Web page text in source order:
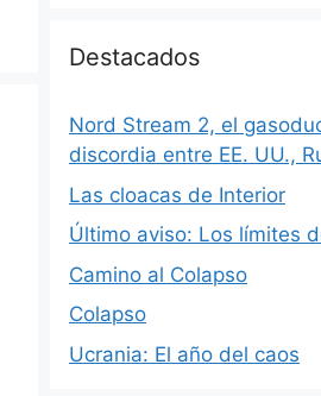
Destacados
Nord Stream 2, el
discordia entre EE. UU.,
Las cloacas de Interior
Último aviso: Los límites
Camino al Colapso
Colapso
Ucrania: El año del caos